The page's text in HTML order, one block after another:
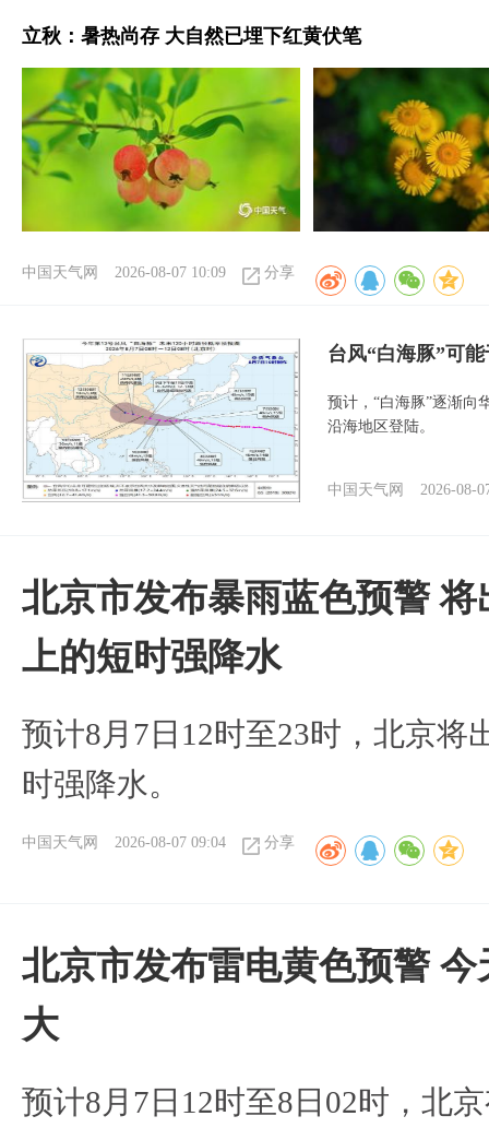
立秋：暑热尚存 大自然已埋下红黄伏笔
中国天气网 2026-08-07 10:09 分享
台风“白海豚”可
预计，“白海豚”逐渐向
沿海地区登陆。
中国天气网 2026-08-
北京市发布暴雨蓝色预警
上的短时强降水
预计8月7日12时至23时，北京将
时强降水。
中国天气网 2026-08-07 09:04 分享
北京市发布雷电黄色预警
大
预计8月7日12时至8日02时，北